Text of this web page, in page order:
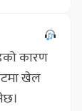
कारण
खेल